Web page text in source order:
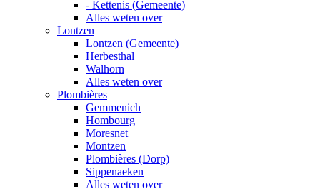
- Kettenis (Gemeente)
Alles weten over
Lontzen
Lontzen (Gemeente)
Herbesthal
Walhorn
Alles weten over
Plombières
Gemmenich
Hombourg
Moresnet
Montzen
Plombières (Dorp)
Sippenaeken
Alles weten over